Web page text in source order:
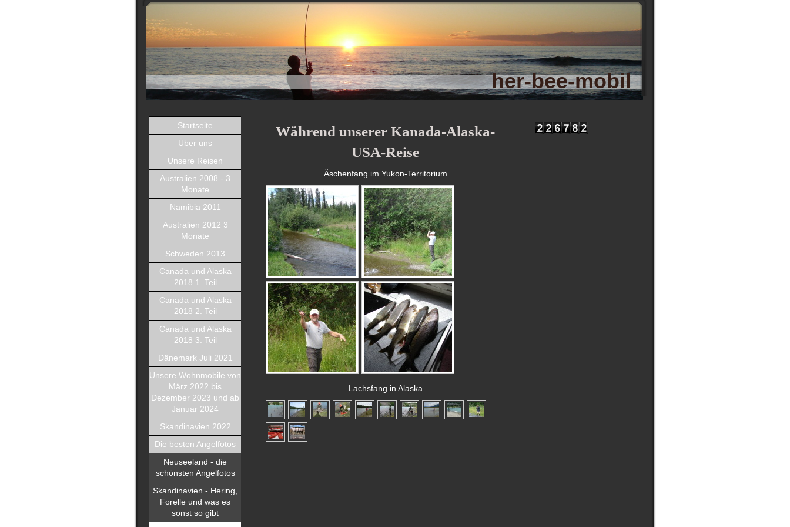
her-bee-mobil
Startseite
Über uns
Unsere Reisen
Australien 2008 - 3
Monate
Namibia 2011
Australien 2012 3
Monate
Schweden 2013
Canada und Alaska
2018 1. Teil
Canada und Alaska
2018 2. Teil
Canada und Alaska
2018 3. Teil
Dänemark Juli 2021
Unsere Wohnmobile von
März 2022 bis
Dezember 2023 und ab
Januar 2024
Skandinavien 2022
Die besten Angelfotos
Neuseeland - die
schönsten Angelfotos
Skandinavien - Hering,
Forelle und was es
sonst so gibt
Während unserer Kanada-Alaska-
USA-Reise
Äschenfang im Yukon-Territorium
Lachsfang in Alaska